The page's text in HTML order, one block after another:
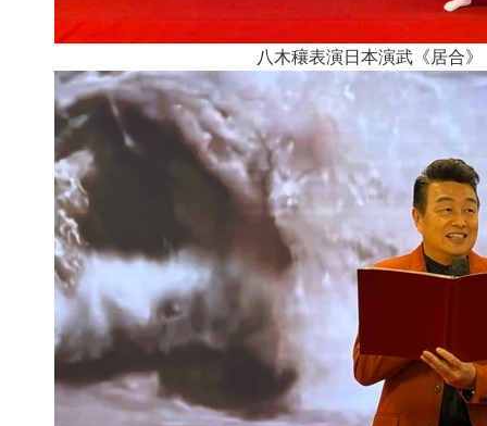
八木穰表演日本演武《居合》